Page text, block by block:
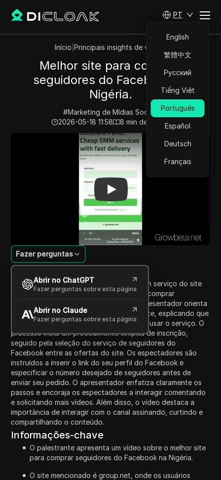
PT
English
繁體中文
Русский
Tiếng Việt
Português
Español
Deutsch
Français
Início Principais insights de vídeos
Melhor site para comprar
seguidores do Facebook na
Nigéria.
#Marketing de Mídias Sociais
2026-05-18 11:58
8 min de leitura
Melhor site para comprar seguidores do
Introdução ao Conteúdo
Fazer perguntas
Abrir no ChatGPT
Fazer perguntas sobre esta página
Abrir no Claude
Fazer perguntas sobre esta página
Neste vídeo, o apresentador apresenta um serviço do site
group.net, onde os espectadores podem comprar
seguidores do Facebook na Nigéria. O apresentador orienta
os espectadores sobre como acessar o site, explicando que
eles precisam primeiro ter uma conta para usar o serviço. O
processo inclui um procedimento simples de inscrição,
seguido pela seleção do serviço de seguidores do
Facebook entre as ofertas do site. Os espectadores são
instruídos a inserir o link do seu perfil do Facebook e
especificar o número desejado de seguidores antes de
enviar seu pedido. O apresentador enfatiza claramente os
passos e encoraja os espectadores a interagir comentando
e solicitando mais vídeos. Além disso, o vídeo destaca a
importância de interagir com o canal assinando, curtindo e
compartilhando o conteúdo.
Informações-chave
O palestrante apresenta um vídeo sobre o melhor site
para comprar seguidores do Facebook na Nigéria.
O site mencionado é group.net, onde os usuários